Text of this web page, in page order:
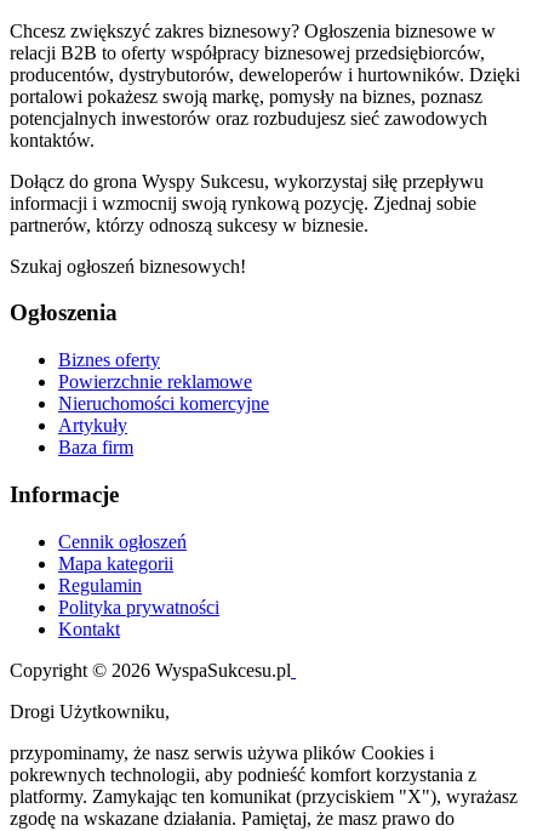
Chcesz zwiększyć zakres biznesowy? Ogłoszenia biznesowe w
relacji B2B to oferty współpracy biznesowej przedsiębiorców,
producentów, dystrybutorów, deweloperów i hurtowników. Dzięki
portalowi pokażesz swoją markę, pomysły na biznes, poznasz
potencjalnych inwestorów oraz rozbudujesz sieć zawodowych
kontaktów.
Dołącz do grona Wyspy Sukcesu, wykorzystaj siłę przepływu
informacji i wzmocnij swoją rynkową pozycję. Zjednaj sobie
partnerów, którzy odnoszą sukcesy w biznesie.
Szukaj ogłoszeń biznesowych!
Ogłoszenia
Biznes oferty
Powierzchnie reklamowe
Nieruchomości komercyjne
Artykuły
Baza firm
Informacje
Cennik ogłoszeń
Mapa kategorii
Regulamin
Polityka prywatności
Kontakt
Copyright © 2026 WyspaSukcesu.pl
Drogi Użytkowniku,
przypominamy, że nasz serwis używa plików Cookies i
pokrewnych technologii, aby podnieść komfort korzystania z
platformy. Zamykając ten komunikat (przyciskiem "X"), wyrażasz
zgodę na wskazane działania. Pamiętaj, że masz prawo do